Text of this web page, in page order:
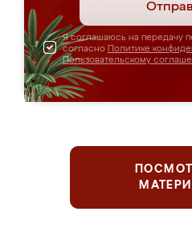
Я соглашаюсь на передачу
согласно Политике
Пользовательскому